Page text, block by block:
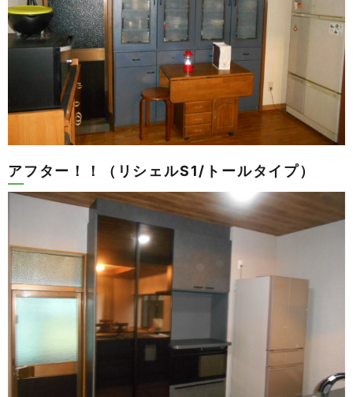
アフター！！（リシェルS1/トールタイプ）